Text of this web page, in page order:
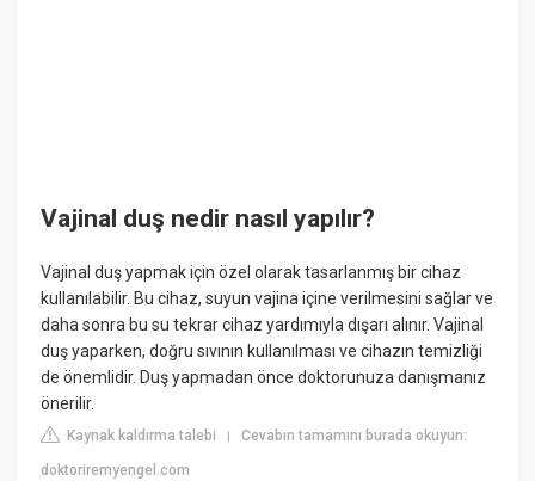
Vajinal duş nedir nasıl yapılır?
Vajinal duş yapmak için özel olarak tasarlanmış bir cihaz
kullanılabilir. Bu cihaz, suyun vajina içine verilmesini sağlar ve
daha sonra bu su tekrar cihaz yardımıyla dışarı alınır. Vajinal
duş yaparken, doğru sıvının kullanılması ve cihazın temizliği
de önemlidir. Duş yapmadan önce doktorunuza danışmanız
önerilir.
Kaynak kaldırma talebi |Cevabın tamamını burada okuyun:
doktoriremyengel.com